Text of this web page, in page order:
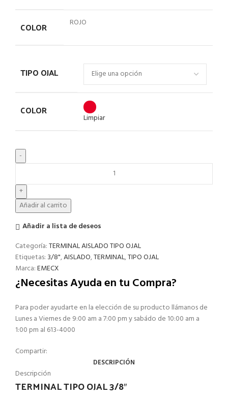
COLOR ROJO
TIPO OJAL
COLOR
Limpiar
Añadir al carrito
Añadir a lista de deseos
Categoría:TERMINAL AISLADO TIPO OJAL
Etiquetas: 3/8",AISLADO,TERMINAL,TIPO OJAL
Marca:EMECX
¿Necesitas Ayuda en tu Compra?
Para poder ayudarte en la elección de su producto llámanos de
Lunes a Viernes de 9:00 am a 7:00 pm y sabádo de 10:00 am a
1:00 pm al 613-4000
Compartir:
DESCRIPCIÓN
Descripción
TERMINAL TIPO OJAL 3/8″